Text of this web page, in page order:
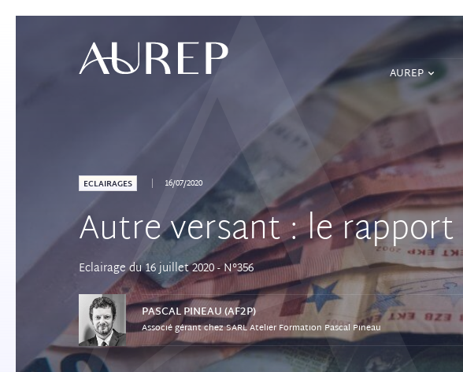
AUREP
ECLAIRAGES 16/07/2020
Autre versant : le
Eclairage du 16 juillet 2020 - N°356
PASCALPINEAU (AF2P)
Associé gérant chez SARL Atelier Formation Pascal Pineau